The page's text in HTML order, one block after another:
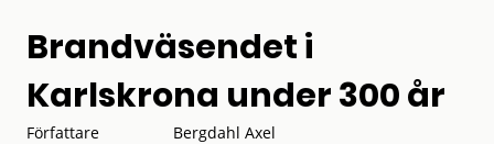
Brandväsendet i
Karlskrona under 300 år
Författare
Bergdahl Axel